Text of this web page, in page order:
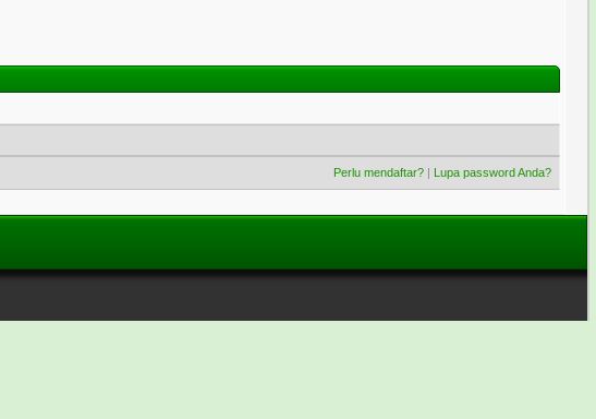
Perlu mendaftar? | Lupa password Anda?